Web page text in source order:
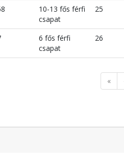
10-13 fős férfi
csapat
25
6 fős férfi
csapat
26
«